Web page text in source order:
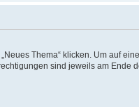
Thema“ klicken. Um auf
sind jeweils am Ende